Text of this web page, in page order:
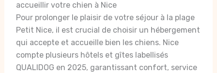
accueillir votre chien à Nice
Pour prolonger le plaisir de votre séjour à la plage
Petit Nice, il est crucial de choisir un hébergement
qui accepte et accueille bien les chiens. Nice
compte plusieurs hôtels et gîtes labellisés
QUALIDOG en 2025, garantissant confort, service